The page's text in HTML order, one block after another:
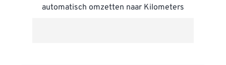
automatisch omzetten naar Kilometers